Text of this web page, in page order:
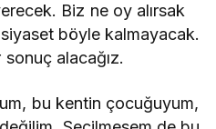
Biz ne oy alırsak
böyle kalmayacak.
sonuç alacağız.
bu kentin çocuğuyum,